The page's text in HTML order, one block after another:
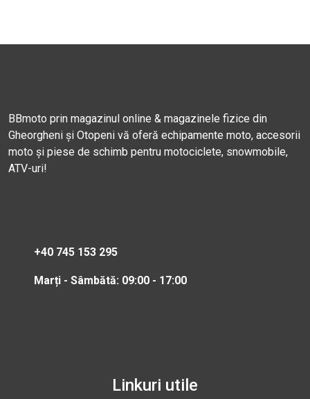
BBmoto prin magazinul online & magazinele fizice din
Gheorgheni și Otopeni vă oferă echipamente moto, accesorii
moto și piese de schimb pentru motociclete, snowmobile,
ATV-uri!
+40 745 153 295
Marți - Sâmbătă: 09:00 - 17:00
Linkuri utile